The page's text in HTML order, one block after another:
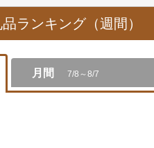
キ
ッ
プ
ランキング（週間）
月間 7/8～8/7